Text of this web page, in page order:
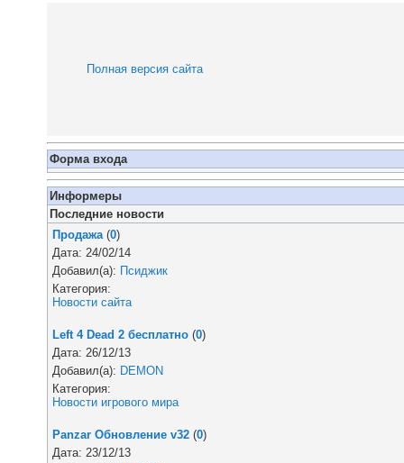
Полная версия сайта
Форма входа
Информеры
Последние новости
Продажа (0)
Дата: 24/02/14
Добавил(а): Псиджик
Категория:
Новости сайта
Left 4 Dead 2 бесплатно (0)
Дата: 26/12/13
Добавил(а): DEMON
Категория:
Новости игрового мира
Panzar Обновление v32 (0)
Дата: 23/12/13